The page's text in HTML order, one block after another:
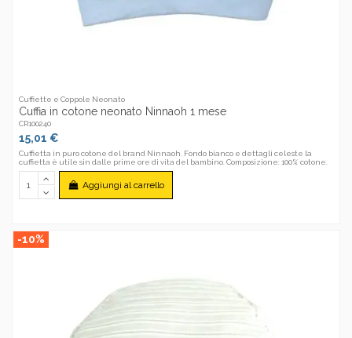
Cuffiette e Coppole Neonato
Cuffia in cotone neonato Ninnaoh 1 mese
CR100240
15,01 €
Cuffietta in puro cotone del brand Ninnaoh. Fondo bianco e dettagli celeste la
cuffietta è utile sin dalle prime ore di vita del bambino. Composizione: 100% cotone.
Aggiungi al carrello
-10%